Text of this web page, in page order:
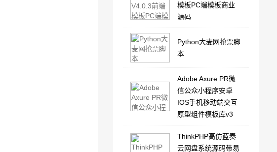
模板PC端模板商业
源码
Python大麦网抢票脚
本
Adobe Axure PR微
信公众小程序安卓
IOS手机移动端交互
原型组件模板库v3
ThinkPHP高仿蓝奏
云网盘系统源码带易